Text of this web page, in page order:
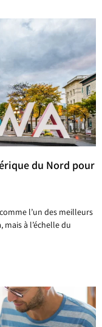
du Nord pour
l’un des meilleurs
à l’échelle du